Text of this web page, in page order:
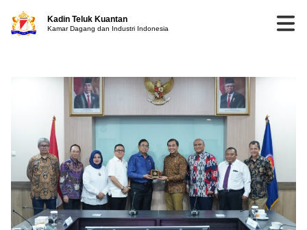
Kadin Teluk Kuantan
Kamar Dagang dan Industri Indonesia